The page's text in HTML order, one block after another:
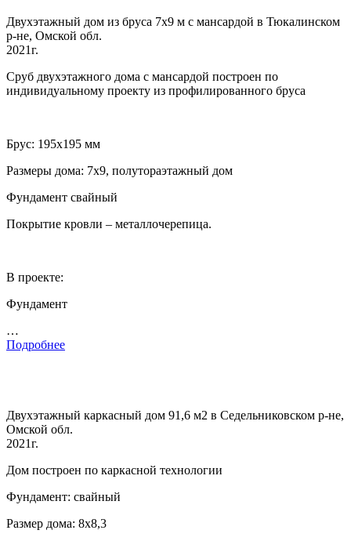
Двухэтажный дом из бруса 7х9 м с мансардой в Тюкалинском
р-не, Омской обл.
2021г.
Сруб двухэтажного дома с мансардой построен по
индивидуальному проекту из профилированного бруса
Брус: 195х195 мм
Размеры дома: 7х9, полутораэтажный дом
Фундамент свайный
Покрытие кровли – металлочерепица.
В проекте:
Фундамент
…
Подробнее
Двухэтажный каркасный дом 91,6 м2 в Седельниковском р-не,
Омской обл.
2021г.
Дом построен по каркасной технологии
Фундамент: свайный
Размер дома: 8х8,3